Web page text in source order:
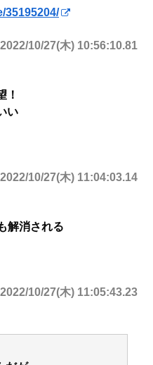
35195204/
2022/10/27(木) 10:56:10.81
！
い
2022/10/27(木) 11:04:03.14
解消される
2022/10/27(木) 11:05:43.23